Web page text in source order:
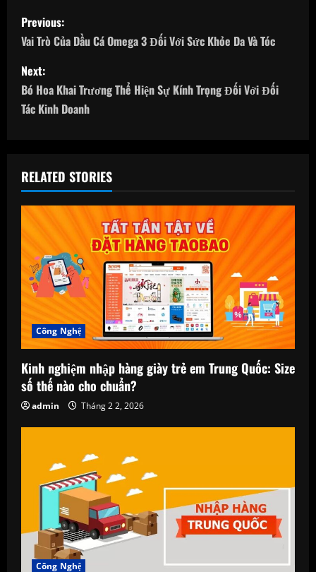
P
o
s
t
a
v
i
g
a
t
i
o
n
Previous:
Vai Trò Của Dầu Cá Omega 3 Đối Với Sức Khỏe Da Và Tóc
Next:
Bó Hoa Khai Trương Thể Hiện Sự Kính Trọng Đối Với Đối
Tác Kinh Doanh
RELATED STORIES
Công Nghệ
Kinh nghiệm nhập hàng giày trẻ em Trung Quốc: Size
số thế nào cho chuẩn?
admin Tháng 2 2, 2026
Công Nghệ